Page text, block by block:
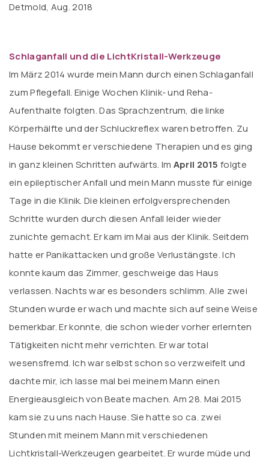
Detmold, Aug. 2018
Schlaganfall und die LichtKristall-Werkzeuge
Im März 2014 wurde mein Mann durch einen Schlaganfall
zum Pflegefall. Einige Wochen Klinik- und Reha-
Aufenthalte folgten. Das Sprachzentrum, die linke
Körperhälfte und der Schluckreflex waren betroffen. Zu
Hause bekommt er verschiedene Therapien und es ging
in ganz kleinen Schritten aufwärts. Im April 2015 folgte
ein epileptischer Anfall und mein Mann musste für einige
Tage in die Klinik. Die kleinen erfolgversprechenden
Schritte wurden durch diesen Anfall leider wieder
zunichte gemacht. Er kam im Mai aus der Klinik. Seitdem
hatte er Panikattacken und große Verlustängste. Ich
konnte kaum das Zimmer, geschweige das Haus
verlassen. Nachts war es besonders schlimm. Alle zwei
Stunden wurde er wach und machte sich auf seine Weise
bemerkbar. Er konnte, die schon wieder vorher erlernten
Tätigkeiten nicht mehr verrichten. Er war total
wesensfremd. Ich war selbst schon so verzweifelt und
dachte mir, ich lasse mal bei meinem Mann einen
Energieausgleich von Beate machen. Am 28. Mai 2015
kam sie zu uns nach Hause. Sie hatte so ca. zwei
Stunden mit meinem Mann mit verschiedenen
Lichtkristall-Werkzeugen gearbeitet. Er wurde müde und